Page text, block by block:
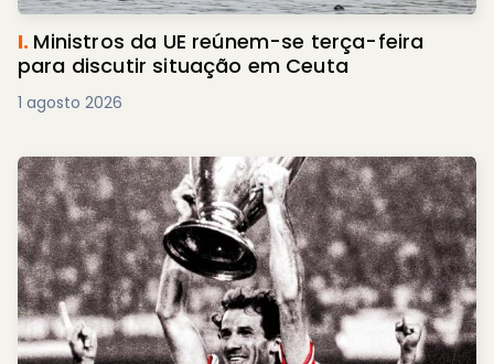
I. Ministros da UE reúnem-se terça-feira
para discutir situação em Ceuta
1 agosto 2026